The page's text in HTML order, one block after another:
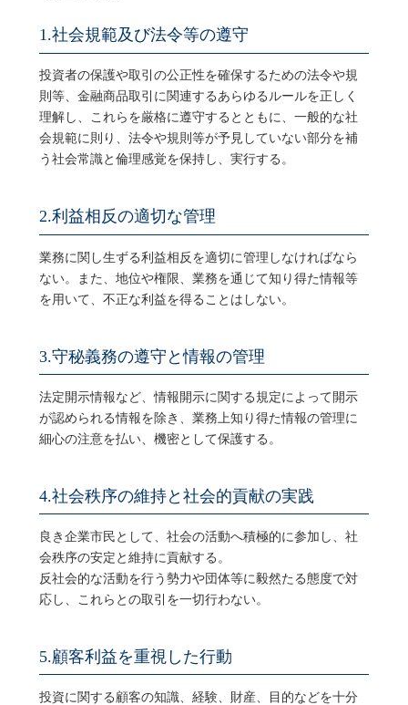
1.社会規範及び法令等の遵守
投資者の保護や取引の公正性を確保するための法令や規
則等、金融商品取引に関連するあらゆるルールを正しく
理解し、これらを厳格に遵守するとともに、一般的な社
会規範に則り、法令や規則等が予見していない部分を補
う社会常識と倫理感覚を保持し、実行する。
2.利益相反の適切な管理
業務に関し生ずる利益相反を適切に管理しなければなら
ない。また、地位や権限、業務を通じて知り得た情報等
を用いて、不正な利益を得ることはしない。
3.守秘義務の遵守と情報の管理
法定開示情報など、情報開示に関する規定によって開示
が認められる情報を除き、業務上知り得た情報の管理に
細心の注意を払い、機密として保護する。
4.社会秩序の維持と社会的貢献の実践
良き企業市民として、社会の活動へ積極的に参加し、社
会秩序の安定と維持に貢献する。
反社会的な活動を行う勢力や団体等に毅然たる態度で対
応し、これらとの取引を一切行わない。
5.顧客利益を重視した行動
投資に関する顧客の知識、経験、財産、目的などを十分